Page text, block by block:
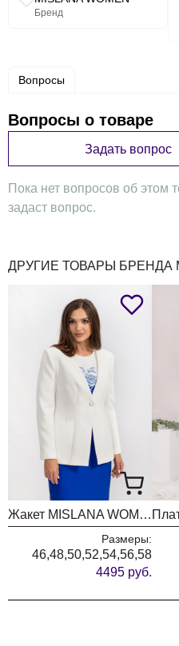
Бренд
Вопросы
Вопросы о товаре
Задать вопрос
Пока нет вопросов об этом
задаст вопрос.
ДРУГИЕ ТОВАРЫ БРЕНДА
Жакет MISLANA WOMEN А804 белый
Размеры:
46,48,50,52,54,56,58
4495 руб.